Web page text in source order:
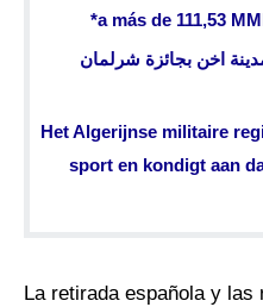
a más de 111,53
اخن بجائزة شرلمان
Het Algerijnse militaire
sport en kondigt aan
La retirada española y las